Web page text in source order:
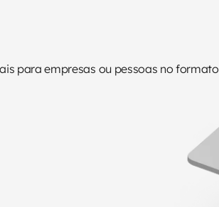
para empresas ou pessoas no formato